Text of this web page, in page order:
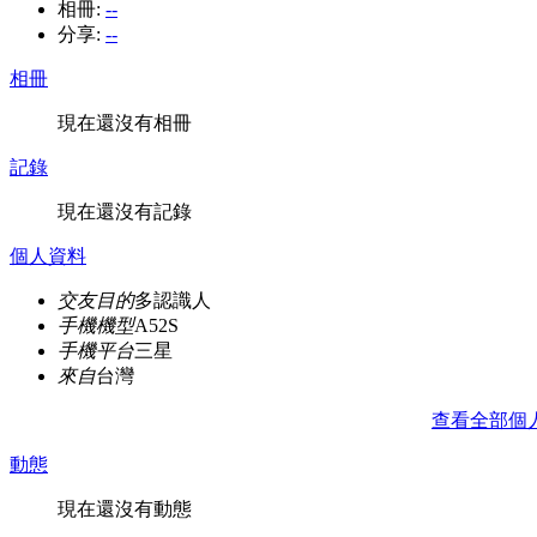
相冊: --
分享: --
相冊
現在還沒有相冊
記錄
現在還沒有記錄
個人資料
交友目的多認識人
手機機型A52S
手機平台三星
來自台灣
查看全部個
動態
現在還沒有動態